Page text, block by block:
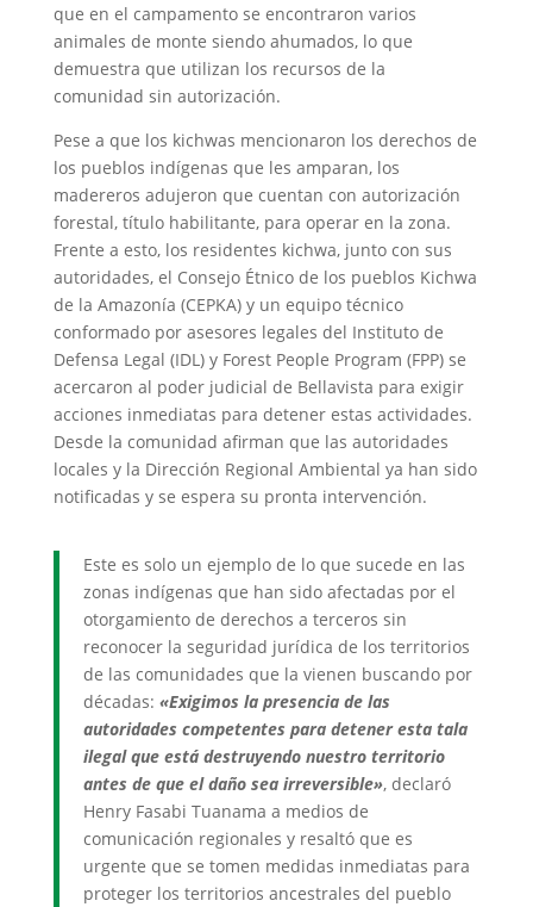
que en el campamento se encontraron varios
animales de monte siendo ahumados, lo que
demuestra que utilizan los recursos de la
comunidad sin autorización.
Pese a que los kichwas mencionaron los derechos de
los pueblos indígenas que les amparan, los
madereros adujeron que cuentan con autorización
forestal, título habilitante, para operar en la zona.
Frente a esto, los residentes kichwa, junto con sus
autoridades, el Consejo Étnico de los pueblos Kichwa
de la Amazonía (CEPKA) y un equipo técnico
conformado por asesores legales del Instituto de
Defensa Legal (IDL) y Forest People Program (FPP) se
acercaron al poder judicial de Bellavista para exigir
acciones inmediatas para detener estas actividades.
Desde la comunidad afirman que las autoridades
locales y la Dirección Regional Ambiental ya han sido
notificadas y se espera su pronta intervención.
Este es solo un ejemplo de lo que sucede en las
zonas indígenas que han sido afectadas por el
otorgamiento de derechos a terceros sin
reconocer la seguridad jurídica de los territorios
de las comunidades que la vienen buscando por
décadas: «Exigimos la presencia de las
autoridades competentes para detener esta tala
ilegal que está destruyendo nuestro territorio
antes de que el daño sea irreversible», declaró
Henry Fasabi Tuanama a medios de
comunicación regionales y resaltó que es
urgente que se tomen medidas inmediatas para
proteger los territorios ancestrales del pueblo